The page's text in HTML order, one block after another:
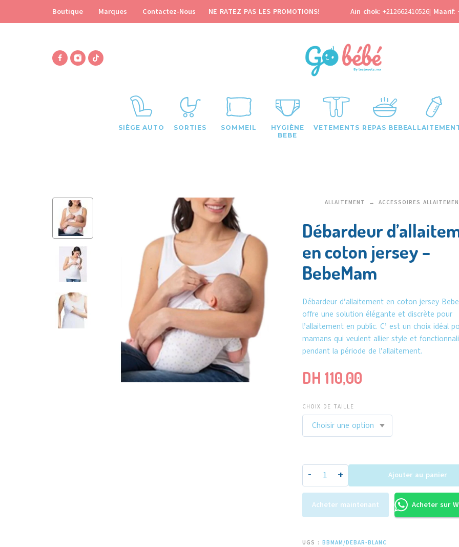
Boutique Marques Contactez-Nous NE RATEZ PAS LES PROMOTIONS! Ain chok: +212662410526| Maarif:
SIÈGE AUTO SORTIES SOMMEIL
HYGIÈNE
BEBE
VETEMENTS REPAS BEBE
ALLAITEMENT ACCESSOIRES
Débardeur
en coton jersey –
BebeMam
Débardeur d’allaitement en coton jersey
offre une solution élégante et discrète pour
l’allaitement en public. C’ est un choix idéal
mamans qui veulent allier style et
pendant la période de l’allaitement.
DH 110,00
CHOIX DE TAILLE
- + Ajouter au panier
Acheter maintenant Acheter sur
UGS : BBMAM/DEBAR-BLANC